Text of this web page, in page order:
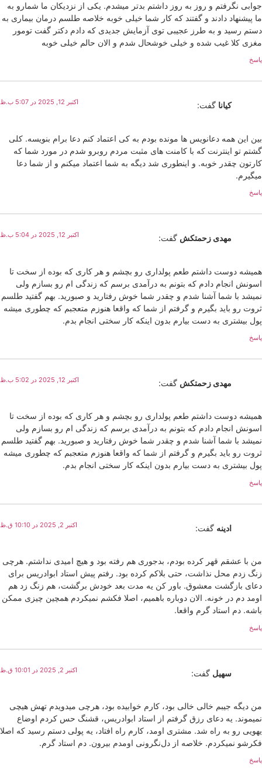
جوابی نگرفتم و روز به روز داشتم بدتر میشدم. یکی از نزدیکان ما شمارو به
ما پیشنهاد دادند و گفتند که کار شما خیلی خوبه خلاصه طلسم درمان بیماری به
دستم رسید و به طرز عجیبی توی آزمایش جدیدی که دادم دکتر گفت تومور
مغزی کلا غیب شده و خیلی خوشحال شدم و الان حالم خیلی خوبه
پاسخ
کیانا گفت: اکتبر 12, 2025 در 5:07 ب.ظ
بین این همه دعانویس ها مونده بودم به کی اعتماد کنم دعا برام بنویسه. کلی
گشتم تو اینترنت که با کامنت های مثبت مردم روبرو شدم در مورد شما که
کارتون چقدر خوبه. و اینطوری شد دیگه به شما اعتماد میکنم و از شما دعا
میگیرم.
پاسخ
مهدی زحمتکش گفت: اکتبر 12, 2025 در 5:04 ب.ظ
همیشه دوست داشتم طعم پولداری رو بچشم و هر کاری که بوده از سخت تا
اسونش انجام دادم که بتونم به درآمدی برسم که زندگی ام رو بسازم ولی
نمیشد با شما آشنا شدم و چقدر شما خوش رفتارید و صبورید. بهم گفتید طلسم
ثروت رو باید بگیرم و گرفتم از شما که واقعا هنوزم متعجبم که چطوری میشه
پول بیشتری به دست بیارم بدون اینکه کار سختی انجام بدم.
پاسخ
مهدی زحمتکش گفت: اکتبر 12, 2025 در 5:02 ب.ظ
همیشه دوست داشتم طعم پولداری رو بچشم و هر کاری که بوده از سخت تا
اسونش انجام دادم که بتونم به درآمدی برسم که زندگی ام رو بسازم ولی
نمیشد با شما آشنا شدم و چقدر شما خوش رفتارید و صبورید. بهم گفتید طلسم
ثروت رو باید بگیرم و گرفتم از شما که واقعا هنوزم متعجبم که چطوری میشه
پول بیشتری به دست بیارم بدون اینکه کار سختی انجام بدم.
پاسخ
ادینه گفت: اکتبر 2, 2025 در 10:10 ق.ظ
من با عشقم قهر کرده بودم، بدجوری هم رفته بود و هیچ امیدی نداشتم. هرچی
زنگ زدم محل نذاشت، حتی بلاکم کرده بود. رفتم پیش استاد ابوادریس برای
دعای بازگشت معشوق. باور کن یه مدت بعد خودش برگشت، هم زنگ زد هم
اومد دم در خونه. الان دوباره باهمیم، اصلا فکشم نمیکردم همچین چیزی ممکن
باشه. دم استاد گرم واقعا.
پاسخ
سهیل گفت: اکتبر 2, 2025 در 10:01 ق.ظ
من دیگه جیبم خالی خالی بود، کارم خوابیده بود، هرچی میدویدم تهش هیچی
نمیموند. یه دعای رزق گرفتم از استاد ابوادریس، قشنگ حس کردم اوضاع
یهویی رو به راه شد. مشتری اومد، کارم راه افتاد، یه پولی دستم رسید که اصلا
فکرشو نمیکردم. خلاصه از دل‌نگرونی اومدم بیرون. دم استاد گرم.
پاسخ